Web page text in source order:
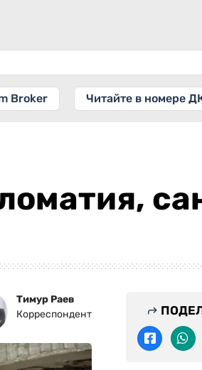
Broker Читайте в номере
Тимур Раев
Корреспондент